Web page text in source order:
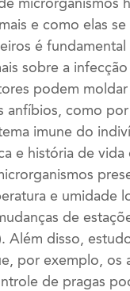
e como elas
é fundamental
sobre a
podem
anfíbios, como
imune do
e história de vida
e umidade
de
Além disso,
por exemplo, os
de pragas